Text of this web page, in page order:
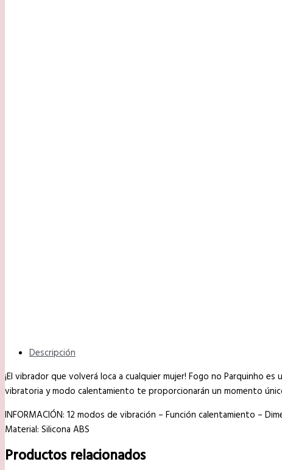
Descripción
¡El vibrador que volverá loca a cualquier mujer! Fogo no Parquinho
vibratoria y modo calentamiento te proporcionarán un momento
INFORMACIÓN: 12 modos de vibración – Función calentamiento –
Material: Silicona ABS
Productos relacionados